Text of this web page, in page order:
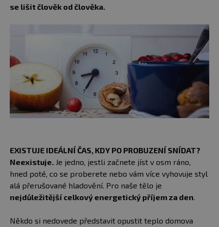
se lišit člověk od člověka.
EXISTUJE IDEÁLNÍ ČAS, KDY PO PROBUZENÍ SNÍDAT?
Neexistuje. Je jedno, jestli začnete jíst v osm ráno,
hned poté, co se proberete nebo vám více vyhovuje styl
alá přerušované hladovění. Pro naše tělo je
nejdůležitější celkový energetický příjem za den.
Někdo si nedovede představit opustit teplo domova